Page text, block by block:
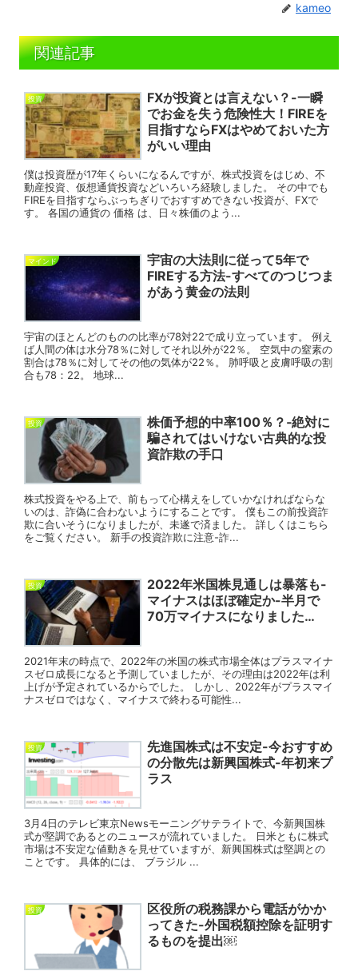
kameo
関連記事
投資
FXが投資とは言えない？-一瞬
でお金を失う危険性大！FIREを
目指すならFXはやめておいた方
がいい理由
僕は投資歴が17年くらいになるんですが、株式投資をはじめ、不
動産投資、仮想通貨投資などいろいろ経験しました。 その中でも
FIREを目指すならぶっちぎりでおすすめできない投資が、FXで
す。 各国の通貨の 価格 は、日々株価のよう...
マインド
宇宙の大法則に従って5年で
FIREする方法-すべてのつじつま
があう黄金の法則
宇宙のほとんどのものの比率が78対22で成り立っています。 例え
ば人間の体は水分78％に対してそれ以外が22％。 空気中の窒素の
割合は78％に対してその他の気体が22％。 肺呼吸と皮膚呼吸の割
合も78：22。 地球...
投資
株価予想的中率100％？‐絶対に
騙されてはいけない古典的な投
資詐欺の手口
株式投資をやる上で、前もって心構えをしていかなければならな
いのは、詐偽に合わないようにすることです。 僕もこの前投資詐
欺に合いそうになりましたが、未遂で済ました。 詳しくはこちら
をご覧ください。 新手の投資詐欺に注意-詐...
投資
2022年米国株見通しは暴落も-
マイナスはほぼ確定か-半月で
70万マイナスになりました…
2021年末の時点で、2022年の米国の株式市場全体はプラスマイナ
スゼロ成長になると予測していましたが、その理由は2022年は利
上げが予定されているからでした。 しかし、2022年がプラスマイ
ナスゼロではなく、マイナスで終わる可能性...
投資
先進国株式は不安定-今おすすめ
の分散先は新興国株式-年初来プ
ラス
3月4日のテレビ東京Newsモーニングサテライトで、今新興国株
式が堅調であるとのニュースが流れていました。 日米ともに株式
市場は不安定な値動きを見せていますが、新興国株式は堅調との
ことです。 具体的には、 ブラジル ...
投資
区役所の税務課から電話がかか
ってきた-外国税額控除を証明す
るものを提出￼